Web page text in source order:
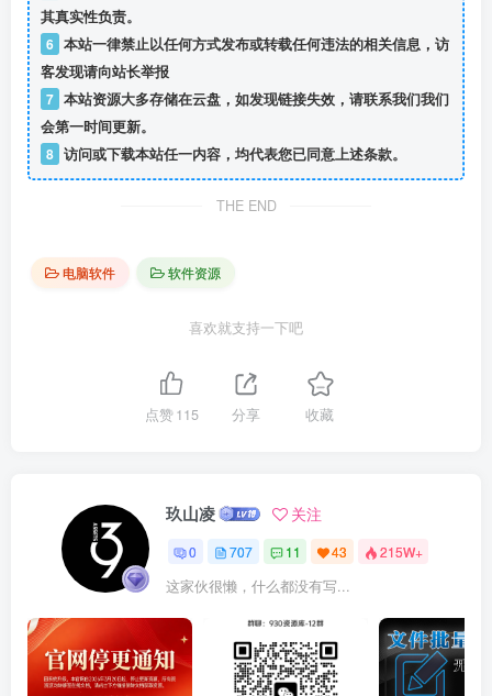
其真实性负责。
6 本站一律禁止以任何方式发布或转载任何违法的相关信息，访
客发现请向站长举报
7 本站资源大多存储在云盘，如发现链接失效，请联系我们我们
会第一时间更新。
8 访问或下载本站任一内容，均代表您已同意上述条款。
THE END
电脑软件 软件资源
喜欢就支持一下吧
点赞115 分享 收藏
玖山凌 关注
0 707 11 43 215W+
这家伙很懒，什么都没有写...